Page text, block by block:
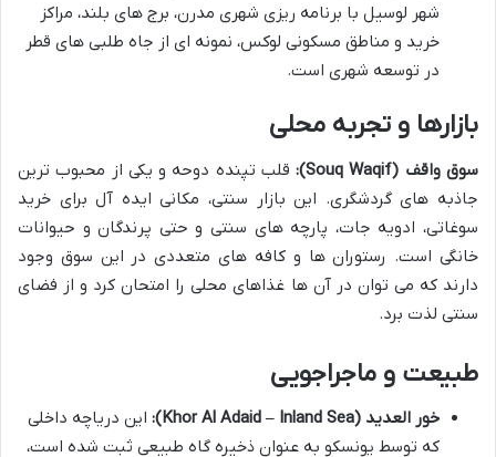
شهر لوسیل با برنامه ریزی شهری مدرن، برج های بلند، مراکز
خرید و مناطق مسکونی لوکس، نمونه ای از جاه طلبی های قطر
در توسعه شهری است.
بازارها و تجربه محلی
سوق واقف (Souq Waqif):
قلب تپنده دوحه و یکی از محبوب ترین
جاذبه های گردشگری. این بازار سنتی، مکانی ایده آل برای خرید
سوغاتی، ادویه جات، پارچه های سنتی و حتی پرندگان و حیوانات
خانگی است. رستوران ها و کافه های متعددی در این سوق وجود
دارند که می توان در آن ها غذاهای محلی را امتحان کرد و از فضای
سنتی لذت برد.
طبیعت و ماجراجویی
خور العدید (Khor Al Adaid – Inland Sea):
این دریاچه داخلی
که توسط یونسکو به عنوان ذخیره گاه طبیعی ثبت شده است،